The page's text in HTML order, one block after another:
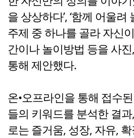
을 상상하다’, ‘함께 어울려
주제 중 하나를 골라 자신
간이나 놀이방법 등을 사
통해 제안했다.
온•오프라인을 통해 접수
들의 키워드를 분석한 결
로는 즐거움, 성장, 자유,